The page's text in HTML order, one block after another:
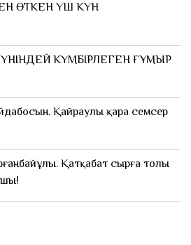
ӨТКЕН ҮШ КҮН
КҮМБІРЛЕГЕН ҒҰМЫР
Қайраулы қара семсер
Қатқабат сырға толы